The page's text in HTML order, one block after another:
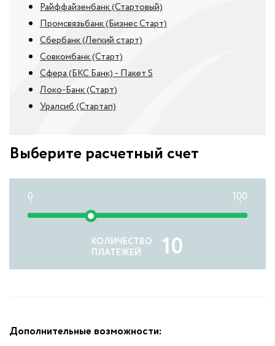
Райффайзенбанк (Стартовый)
Промсвязьбанк (Бизнес Старт)
Сбербанк (Легкий старт)
Совкомбанк (Старт)
Сфера (БКС Банк) - Пакет S
Локо-Банк (Старт)
Уралсиб (Стартап)
Выберите расчетный счет
0 100
КОЛИЧЕСТВО
ПЛАТЕЖЕЙ
10
Дополнительные возможности: